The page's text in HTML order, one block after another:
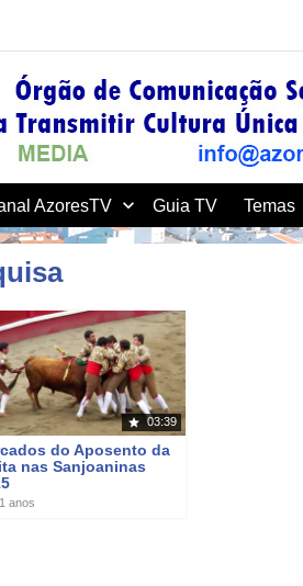
AzoresTV Guia TV Temas
Ordenar por:
03:39
do Aposento da
nas Sanjoaninas
anos